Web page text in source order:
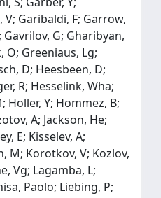
Garibaldi, F; Garrow,
Gavrilov, G; Gharibyan,
O; Greeniaus, Lg;
D; Heesbeen, D;
R; Hesselink, Wha;
Holler, Y; Hommez, B;
A; Jackson, He;
E; Kisselev, A;
M; Korotkov, V; Kozlov,
Vg; Lagamba, L;
Paolo; Liebing, P;